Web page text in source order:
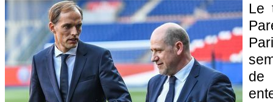
Le